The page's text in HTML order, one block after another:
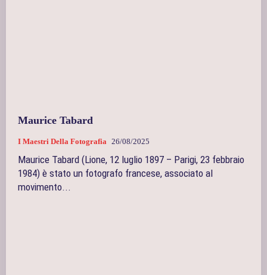
Maurice Tabard
I Maestri Della Fotografia 26/08/2025
Maurice Tabard (Lione, 12 luglio 1897 – Parigi, 23 febbraio
1984) è stato un fotografo francese, associato al
movimento...